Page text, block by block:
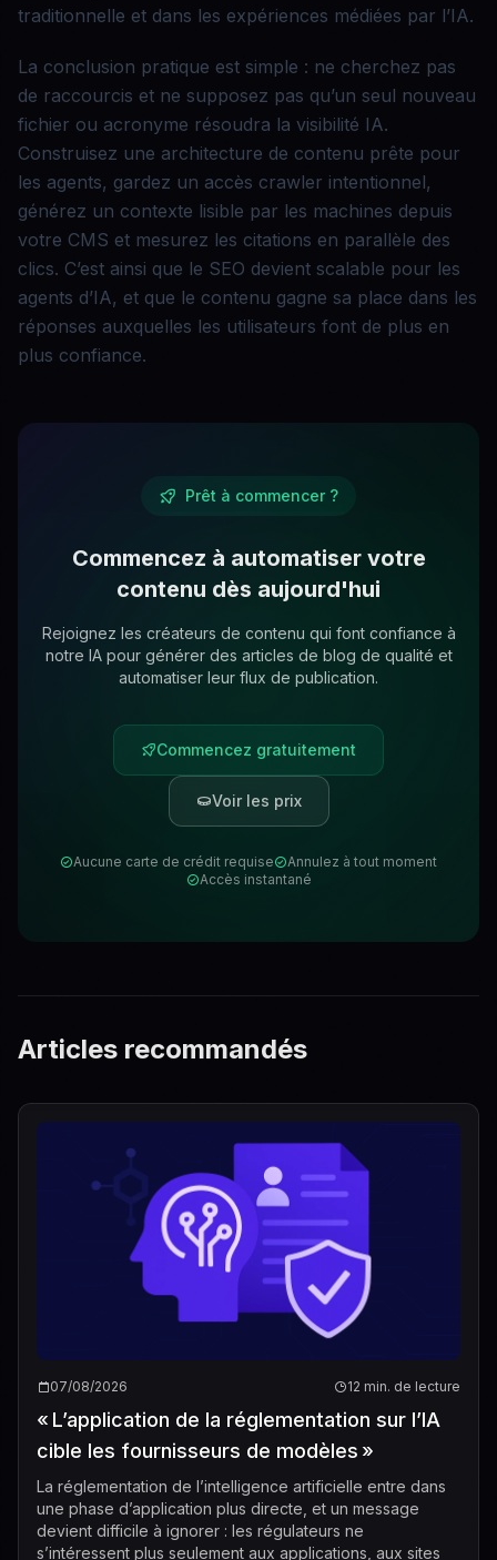
traditionnelle et dans les expériences médiées par l’IA.
La conclusion pratique est simple : ne cherchez pas
de raccourcis et ne supposez pas qu’un seul nouveau
fichier ou acronyme résoudra la visibilité IA.
Construisez une architecture de contenu prête pour
les agents, gardez un accès crawler intentionnel,
générez un contexte lisible par les machines depuis
votre CMS et mesurez les citations en parallèle des
clics. C’est ainsi que le SEO devient scalable pour les
agents d’IA, et que le contenu gagne sa place dans les
réponses auxquelles les utilisateurs font de plus en
plus confiance.
Prêt à commencer ?
Commencez à automatiser votre
contenu dès aujourd'hui
Rejoignez les créateurs de contenu qui font confiance à
notre IA pour générer des articles de blog de qualité et
automatiser leur flux de publication.
Commencez gratuitement
Voir les prix
Aucune carte de crédit requise
Annulez à tout moment
Accès instantané
Articles recommandés
07/08/2026 12 min. de lecture
« L’application de la réglementation sur l’IA
cible les fournisseurs de modèles »
La réglementation de l’intelligence artificielle entre dans
une phase d’application plus directe, et un message
devient difficile à ignorer : les régulateurs ne
s’intéressent plus seulement aux applications, aux sites